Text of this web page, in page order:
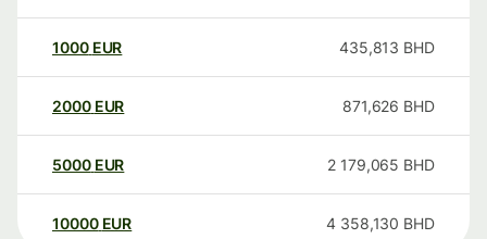
1000 EUR 435,813 BHD
2000 EUR 871,626 BHD
5000 EUR 2 179,065 BHD
10000 EUR 4 358,130 BHD